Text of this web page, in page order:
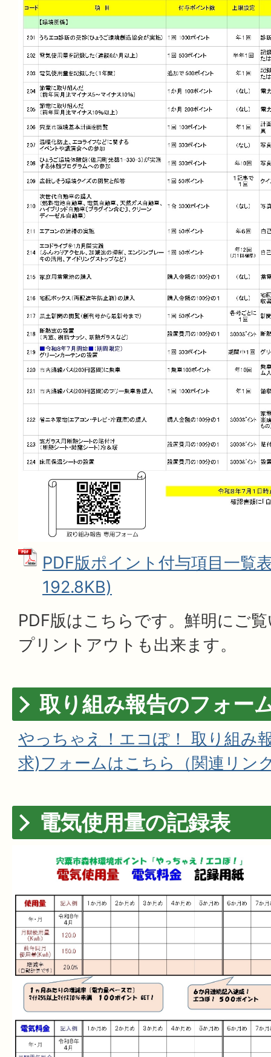
PDF版ポイント付与項目一覧
192.8KB)
PDF版はこちらです。鮮明にご
プリントアウトも出来ます。
取り組み報告のフォー
やっちゃえ！エコぽ！ 取り組み
求)フォームはこちら（関連リン
電気使用量の記録表